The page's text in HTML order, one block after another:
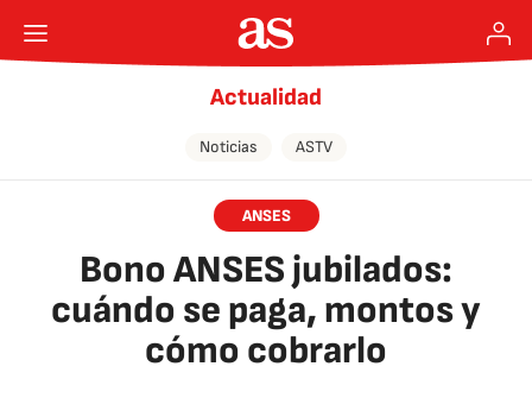
Actualidad
Noticias ASTV
ANSES
Bono ANSES jubilados:
cuándo se paga, montos y
cómo cobrarlo